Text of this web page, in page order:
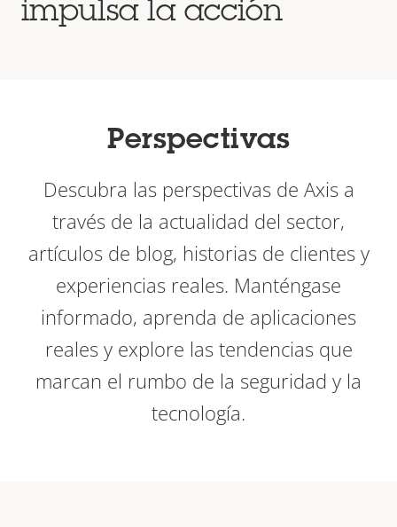
impulsa la acción
Perspectivas
Descubra las perspectivas de Axis a
través de la actualidad del sector,
artículos de blog, historias de clientes y
experiencias reales. Manténgase
informado, aprenda de aplicaciones
reales y explore las tendencias que
marcan el rumbo de la seguridad y la
tecnología.